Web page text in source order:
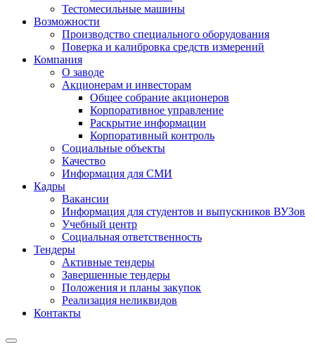
Тестомесильные машины
Возможности
Производство специального оборудования
Поверка и калибровка средств измерений
Компания
О заводе
Акционерам и инвесторам
Общее собрание акционеров
Корпоративное управление
Раскрытие информации
Корпоративный контроль
Социальные объекты
Качество
Информация для СМИ
Кадры
Вакансии
Информация для студентов и выпускников ВУЗов
Учебный центр
Социальная ответственность
Тендеры
Активные тендеры
Завершенные тендеры
Положения и планы закупок
Реализация неликвидов
Контакты